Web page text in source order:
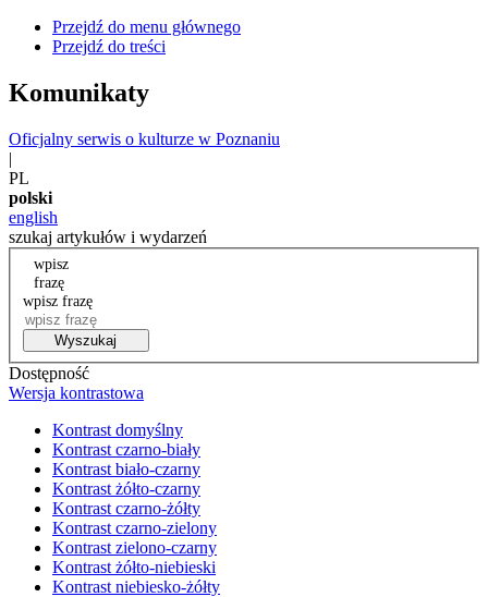
Przejdź do menu głównego
Przejdź do treści
Komunikaty
Oficjalny serwis o kulturze w Poznaniu
|
PL
polski
english
szukaj artykułów i wydarzeń
wpisz
frazę
wpisz frazę
Wyszukaj
Dostępność
Wersja kontrastowa
Kontrast domyślny
Kontrast czarno-biały
Kontrast biało-czarny
Kontrast żółto-czarny
Kontrast czarno-żółty
Kontrast czarno-zielony
Kontrast zielono-czarny
Kontrast żółto-niebieski
Kontrast niebiesko-żółty